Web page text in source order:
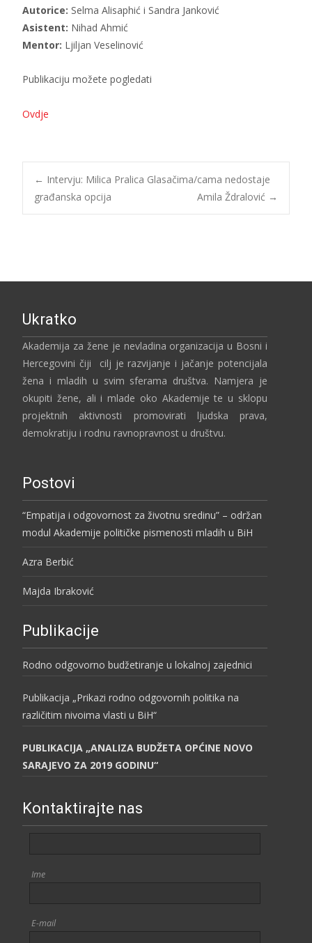
Autorice: Selma Alisaphić i Sandra Janković
Asistent: Nihad Ahmić
Mentor: Ljiljan Veselinović
Publikaciju možete pogledati
Ovdje
← Intervju: Milica Pralica Glasačima/cama nedostaje
građanska opcija
Amila Ždralović →
Ukratko
Akademija za žene je nevladina organizacija u Bosni i
Hercegovini čiji cilj je razvijanje i jačanje potencijala
žena i mladih u svim sferama društva. Namjera je
okupiti žene, ali i mlade oko Akademije te u sklopu
projektnih aktivnosti promovirati ljudska prava,
demokratiju i rodnu ravnopravnost u društvu.
Postovi
“Empatija i odgovornost za životnu sredinu” – održan
modul Akademije političke pismenosti mladih u BiH
Azra Berbić
Majda Ibraković
Publikacije
Rodno odgovorno budžetiranje u lokalnoj zajednici
Publikacija „Prikazi rodno odgovornih politika na
različitim nivoima vlasti u BiH“
PUBLIKACIJA „ANALIZA BUDŽETA OPĆINE NOVO
SARAJEVO ZA 2019 GODINU“
Kontaktirajte nas
Ime
E-mail